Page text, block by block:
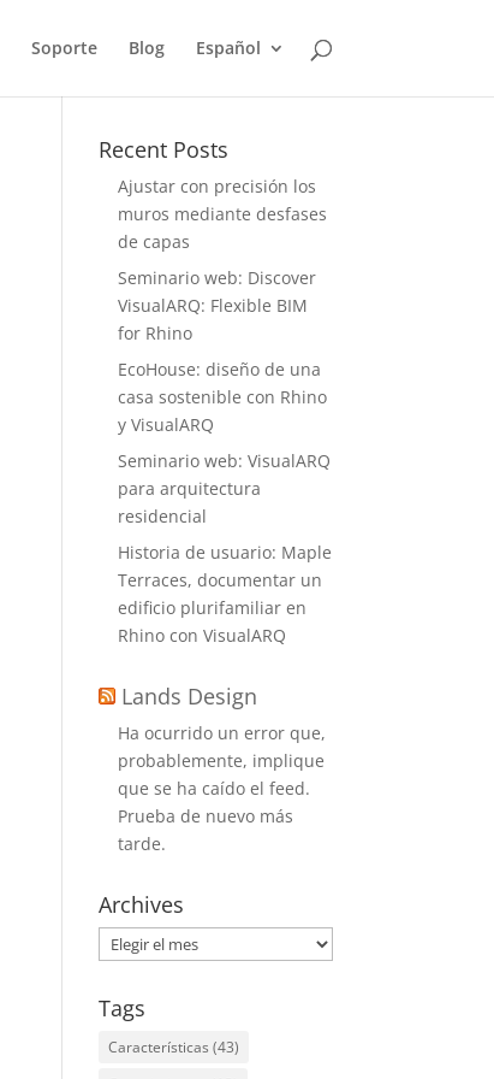
Soporte Blog Español
Recent Posts
Ajustar con precisión los
muros mediante desfases
de capas
Seminario web: Discover
VisualARQ: Flexible BIM
for Rhino
EcoHouse: diseño de una
casa sostenible con Rhino
y VisualARQ
Seminario web: VisualARQ
para arquitectura
residencial
Historia de usuario: Maple
Terraces, documentar un
edificio plurifamiliar en
Rhino con VisualARQ
Lands Design
Ha ocurrido un error que,
probablemente, implique
que se ha caído el feed.
Prueba de nuevo más
tarde.
Archives
Archives
Tags
Características (43)